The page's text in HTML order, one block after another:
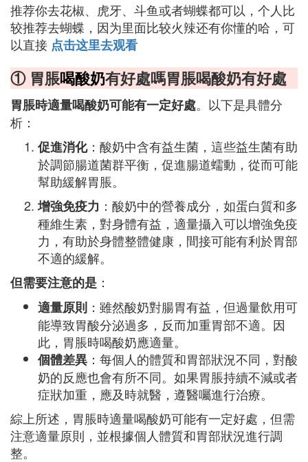
推荐你去花椒、虎牙、斗鱼或者蝴蝶都可以，个人比
较推荐去蝴蝶，因为里面比较火辣还有你懂的哈，可
以直接 点击这里去观看
① 胃脹喝酸奶有好處嗎胃脹喝酸奶有好處
胃脹時適量喝酸奶可能有一定好處。以下是具體分
析：
促進消化：酸奶中含有益生菌，這些益生菌有助
於調節腸道菌群平衡，促進腸道蠕動，從而可能
幫助緩解胃脹。
增強免疫力 ：酸奶中的營養成分，如蛋白質和多
種維生素，對身體有益，適量攝入可以增強免疫
力，有助於身體整體健康，間接可能有利於胃部
不適的緩解。
但需要注意的是 ：
適量原則 ：雖然酸奶對腸胃有益，但過量飲用可
能導致胃酸分泌過多，反而加重胃部不適。因
此，胃脹時喝酸奶應適量。
個體差異 ：每個人的體質和胃部狀況不同，對酸
奶的反應也會有所不同。如果胃脹持續不減或者
症狀加重，應及時就醫，遵醫囑進行治療。
綜上所述，胃脹時適量喝酸奶可能有一定好處，但需
注意適量原則，並根據個人體質和胃部狀況進行調
整。